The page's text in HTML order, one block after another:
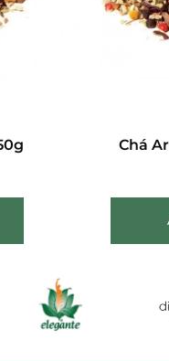
Chá